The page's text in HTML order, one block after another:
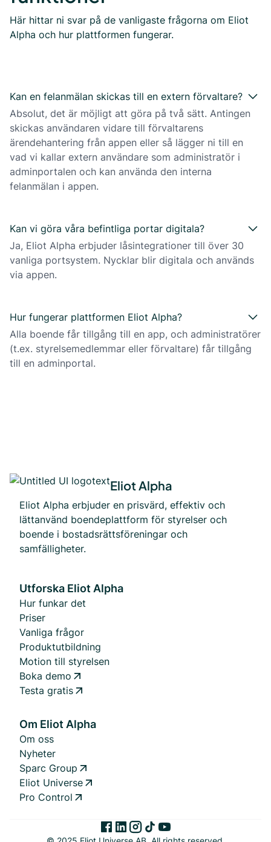
Här hittar ni svar på de vanligaste frågorna om Eliot
Alpha och hur plattformen fungerar.
Kan en felanmälan skickas till en extern förvaltare?
Absolut, det är möjligt att göra på två sätt. Antingen
skickas användaren vidare till förvaltarens
ärendehantering från appen eller så lägger ni till en
vad vi kallar extern användare som administratör i
adminportalen och kan använda den interna
felanmälan i appen.
Kan vi göra våra befintliga portar digitala?
Ja, Eliot Alpha erbjuder låsintegrationer till över 30
vanliga portsystem. Nycklar blir digitala och används
via appen.
Hur fungerar plattformen Eliot Alpha?
Alla boende får tillgång till en app, och administratörer
(t.ex. styrelsemedlemmar eller förvaltare) får tillgång
till en adminportal.
Eliot Alpha
Eliot Alpha erbjuder en prisvärd, effektiv och
lättanvänd boendeplattform för styrelser och
boende i bostadsrättsföreningar och
samfälligheter.
Utforska Eliot Alpha
Hur funkar det
Priser
Vanliga frågor
Produktutbildning
Motion till styrelsen
Boka demo
Testa gratis
Om Eliot Alpha
Om oss
Nyheter
Sparc Group
Eliot Universe
Pro Control